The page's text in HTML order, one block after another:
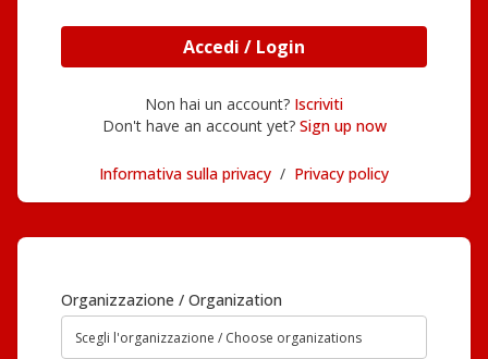
Accedi / Login
Non hai un account? Iscriviti
Don't have an account yet? Sign up now
Informativa sulla privacy / Privacy policy
Organizzazione / Organization